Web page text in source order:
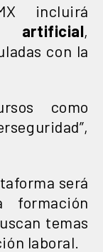
incluirá
artificial,
con la
como
será
formación
temas
laboral.